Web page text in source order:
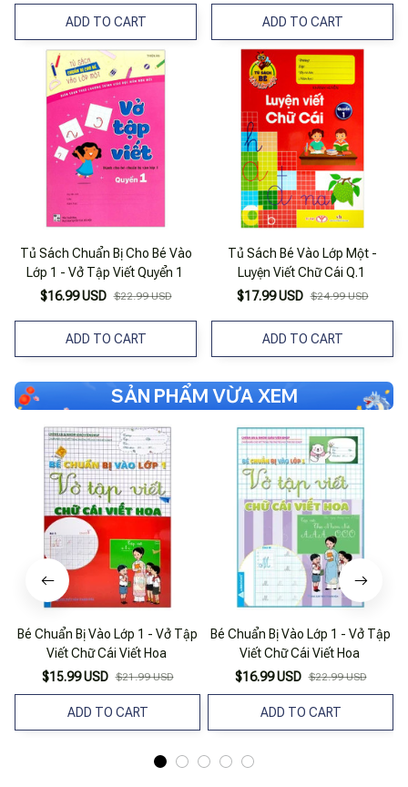
ADD TO CART ADD TO CART
Tủ Sách Chuẩn Bị Cho Bé Vào
Lớp 1 - Vở Tập Viết Quyển 1
$16.99 USD $22.99 USD
ADD TO CART
Tủ Sách Bé Vào Lớp Một -
Luyện Viết Chữ Cái Q.1
$17.99 USD $24.99 USD
ADD TO CART
SẢN PHẨM VỪA XEM
Bé Chuẩn Bị Vào Lớp 1 - Vở Tập
Viết Chữ Cái Viết Hoa
$15.99 USD $21.99 USD
ADD TO CART
Bé Chuẩn Bị Vào Lớp 1 - Vở Tập
Viết Chữ Cái Viết Hoa
$16.99 USD $22.99 USD
ADD TO CART